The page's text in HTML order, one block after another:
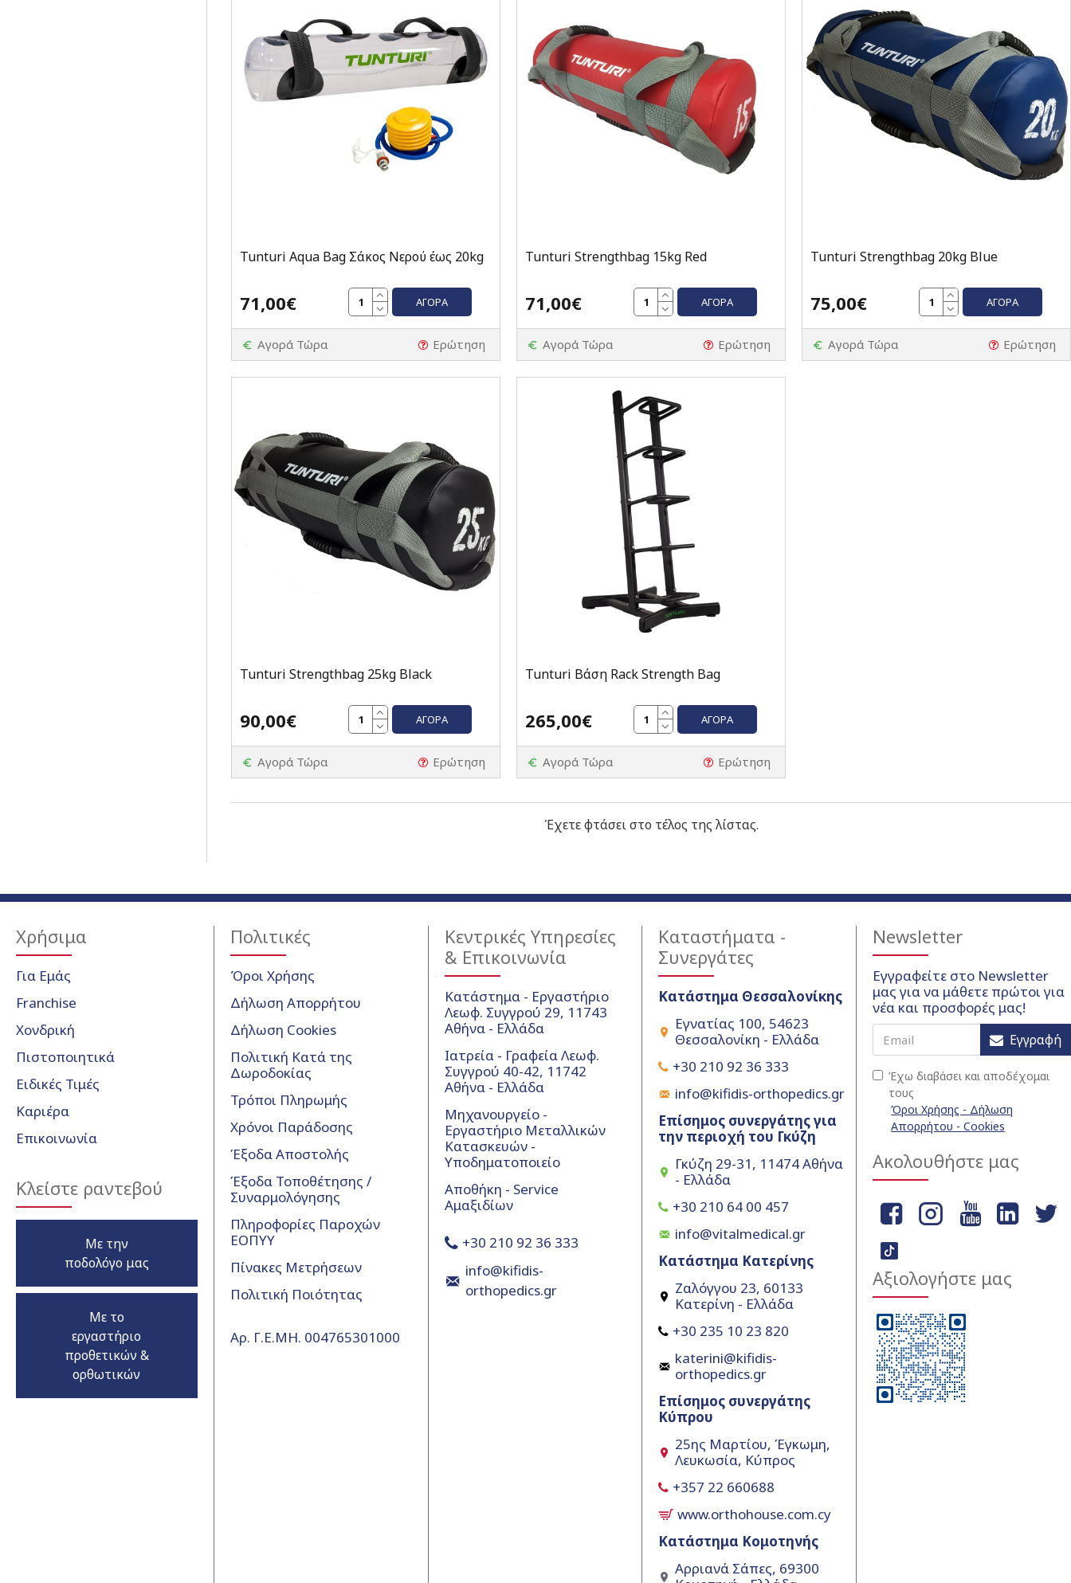
Tunturi Aqua Bag Σάκος Νερού έως 20kg
71,00€ ΑΓΟΡΆ
Αγορά Τώρα Ερώτηση
Tunturi Strengthbag 15kg Red
71,00€ ΑΓΟΡΆ
Αγορά Τώρα Ερώτηση
Tunturi Strengthbag 20kg Blue
75,00€ ΑΓΟΡΆ
Αγορά Τώρα Ερώτηση
Tunturi Strengthbag 25kg Black
90,00€ ΑΓΟΡΆ
Αγορά Τώρα Ερώτηση
Tunturi Βάση Rack Strength Bag
265,00€ ΑΓΟΡΆ
Αγορά Τώρα Ερώτηση
Έχετε φτάσει στο τέλος της λίστας.
Χρήσιμα
Για Εμάς
Franchise
Χονδρική
Πιστοποιητικά
Ειδικές Τιμές
Καριέρα
Επικοινωνία
Κλείστε ραντεβού
Με την
ποδολόγο μας
Με το
εργαστήριο
προθετικών &
ορθωτικών
Πολιτικές
Όροι Χρήσης
Δήλωση Απορρήτου
Δήλωση Cookies
Πολιτική Κατά της
Δωροδοκίας
Τρόποι Πληρωμής
Χρόνοι Παράδοσης
Έξοδα Αποστολής
Έξοδα Τοποθέτησης /
Συναρμολόγησης
Πληροφορίες Παροχών
ΕΟΠΥΥ
Πίνακες Μετρήσεων
Πολιτική Ποιότητας
Αρ. Γ.Ε.ΜΗ. 004765301000
Κεντρικές Υπηρεσίες
& Επικοινωνία
Κατάστημα - Εργαστήριο
Λεωφ. Συγγρού 29, 11743
Αθήνα - Ελλάδα
Ιατρεία - Γραφεία Λεωφ.
Συγγρού 40-42, 11742
Αθήνα - Ελλάδα
Μηχανουργείο -
Εργαστήριο Μεταλλικών
Κατασκευών -
Υποδηματοποιείο
Αποθήκη - Service
Αμαξιδίων
+30 210 92 36 333
info@kifidis-
orthopedics.gr
Καταστήματα -
Συνεργάτες
Κατάστημα Θεσσαλονίκης
Εγνατίας 100, 54623
Θεσσαλονίκη - Ελλάδα
+30 210 92 36 333
info@kifidis-orthopedics.gr
Επίσημος συνεργάτης για
την περιοχή του Γκύζη
Γκύζη 29-31, 11474 Αθήνα
- Ελλάδα
+30 210 64 00 457
info@vitalmedical.gr
Κατάστημα Κατερίνης
Ζαλόγγου 23, 60133
Κατερίνη - Ελλάδα
+30 235 10 23 820
katerini@kifidis-
orthopedics.gr
Επίσημος συνεργάτης
Κύπρου
25ης Μαρτίου, Έγκωμη,
Λευκωσία, Κύπρος
+357 22 660688
www.orthohouse.com.cy
Κατάστημα Κομοτηνής
Αρριανά Σάπες, 69300
Newsletter
Εγγραφείτε στο Newsletter
μας για να μάθετε πρώτοι για
νέα και προσφορές μας!
Εγγραφή
Έχω διαβάσει και αποδέχομαι
τους
Όροι Χρήσης - Δήλωση
Απορρήτου - Cookies
Ακολουθήστε μας
Αξιολογήστε μας